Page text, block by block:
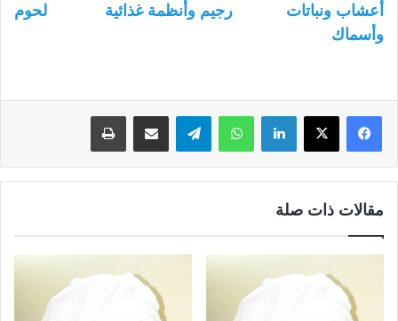
أعشاب ونباتات رجيم وأنظمة غذائية
لحوم
وأسماك
لينكدإن واتساب
مقالات ذات صلة